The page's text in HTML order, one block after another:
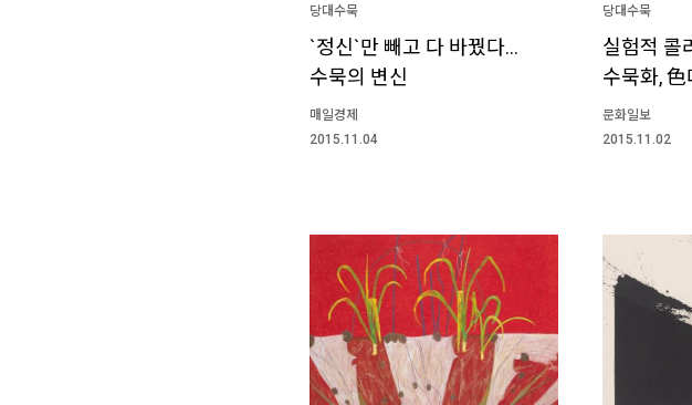
당대수묵
`정신`만 빼고 다 바꿨다…
수묵의 변신
매일경제
2015.11.04
당대수묵
실험적 콜
수묵화,
문화일보
2015.11.02